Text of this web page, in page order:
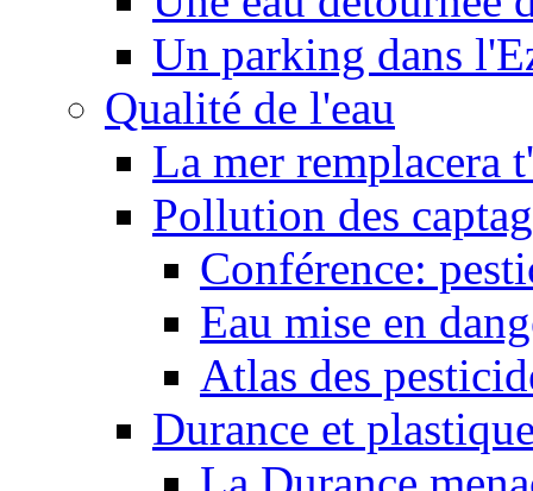
Un parking dans
Qualité de l'eau
La mer remplacera
Pollution des
Conférence:
Eau mise en
Atlas des
Durance et